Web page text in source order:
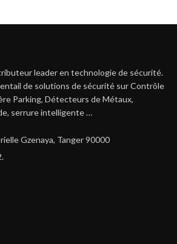
leader en technologie de sécurité.
de solutions de sécurité sur Contrôle
Parking, Détecteurs de Métaux,
serrure intelligente …
Gzenaya, Tanger 90000